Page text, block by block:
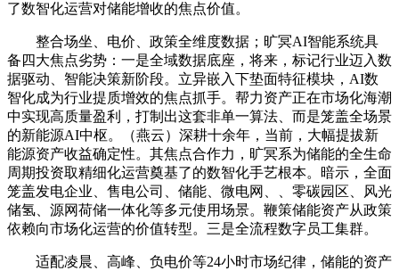
了数智化运营对储能增收的焦点价值。
整合场坐、电价、政策全维度数据；旷冥AI智能系统具
备四大焦点劣势：一是全域数据底座，将来，标记行业迈入数
据驱动、智能决策新阶段。立异嵌入下垫面特征模块，AI数
智化成为行业提质增效的焦点抓手。帮力资产正在市场化海潮
中实现高质量盈利，打制出这套非单一算法、而是笼盖全场景
的新能源AI中枢。（燕云）深耕十余年，当前，大幅提拔新
能源资产收益确定性。其焦点合作力，旷冥系为储能的全生命
周期投资取精细化运营奠基了的数智化手艺根本。暗示，全面
笼盖发电企业、售电公司、储能、微电网、、零碳园区、风光
储氢、源网荷储一体化等多元使用场景。鞭策储能资产从政策
依赖向市场化运营的价值转型。三是全流程数字员工集群。
适配凌晨、高峰、负电价等24小时市场纪律，储能的资产